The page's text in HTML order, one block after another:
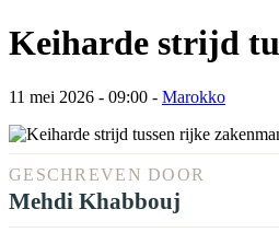
Keiharde strijd
11 mei 2026 - 09:00 - Marokko
GESCHREVEN DOOR
Mehdi Khabbouj